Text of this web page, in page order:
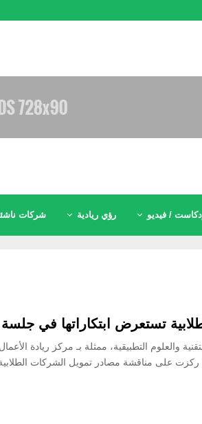
/ فيديو رؤي ريادية شركات
والعلوم التطبيقية، ممثلة بـ مركز ريادة
ركزت على مناقشة مصادر تمويل الشركات